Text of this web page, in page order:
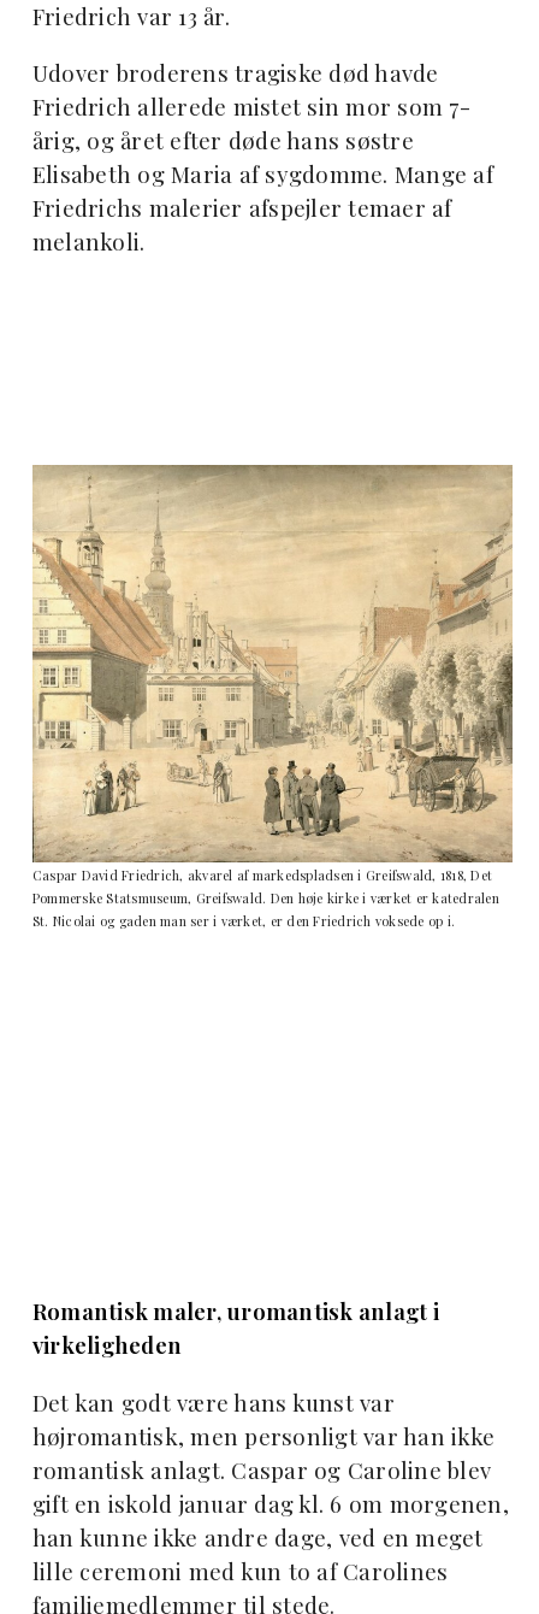
Friedrich var 13 år.
Udover broderens tragiske død havde
Friedrich allerede mistet sin mor som 7-
årig, og året efter døde hans søstre
Elisabeth og Maria af sygdomme. Mange af
Friedrichs malerier afspejler temaer af
melankoli.
Caspar David Friedrich, akvarel af markedspladsen i Greifswald, 1818, Det
Pommerske Statsmuseum, Greifswald. Den høje kirke i værket er katedralen
St. Nicolai og gaden man ser i værket, er den Friedrich voksede op i.
Romantisk maler, uromantisk anlagt i
virkeligheden
Det kan godt være hans kunst var
højromantisk, men personligt var han ikke
romantisk anlagt. Caspar og Caroline blev
gift en iskold januar dag kl. 6 om morgenen,
han kunne ikke andre dage, ved en meget
lille ceremoni med kun to af Carolines
familiemedlemmer til stede.